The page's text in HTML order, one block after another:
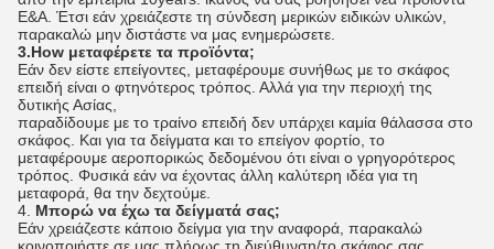
Ε&Α. Έτσι εάν χρειάζεστε τη σύνδεση μερικών ειδικών υλικών,
παρακαλώ μην διστάστε να μας ενημερώσετε.
3.How μεταφέρετε τα προϊόντα;
Εάν δεν είστε επείγοντες, μεταφέρουμε συνήθως με το σκάφος
επειδή είναι ο φτηνότερος τρόπος. Αλλά για την περιοχή της
δυτικής Ασίας,
παραδίδουμε με το τραίνο επειδή δεν υπάρχει καμία θάλασσα στο
σκάφος. Και για τα δείγματα και το επείγον φορτίο, το
μεταφέρουμε αεροπορικώς δεδομένου ότι είναι ο γρηγορότερος
τρόπος. Φυσικά εάν να έχοντας άλλη καλύτερη ιδέα για τη
μεταφορά, θα την δεχτούμε.
4. Μπορώ να έχω τα δείγματά σας;
Εάν χρειάζεστε κάποιο δείγμα για την αναφορά, παρακαλώ